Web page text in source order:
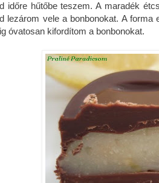
időre hűtőbe teszem. A maradék
lezárom vele a bonbonokat. A
óvatosan kifordítom a bonbonokat.